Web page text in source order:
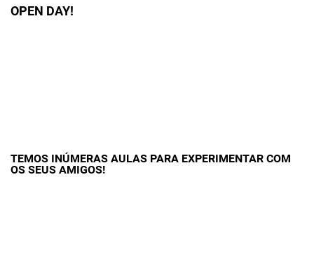
OPEN DAY!
TEMOS INÚMERAS AULAS PARA EXPERIMENTAR COM
OS SEUS AMIGOS!